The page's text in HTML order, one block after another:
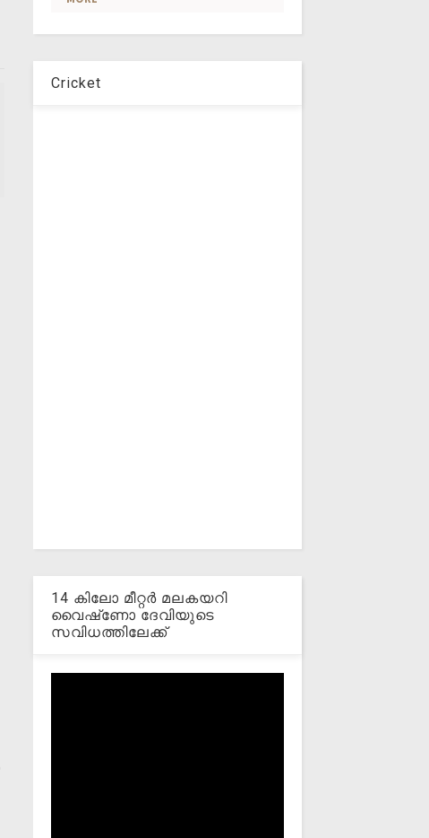
Cricket
14 കിലോ മീറ്റര്‍ മലകയറി
വൈഷ്‌ണോ ദേവിയുടെ
സവിധത്തിലേക്ക്